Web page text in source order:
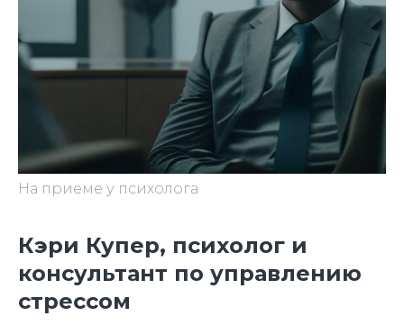
На приеме у психолога
Кэри Купер, психолог и
консультант по управлению
стрессом